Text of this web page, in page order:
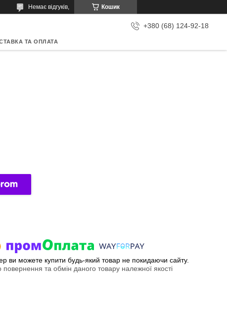
Кошик
Немає відгуків,
+380 (68) 124-92-18
ТА ОПЛАТА
ви можете купити будь-який товар не покидаючи сайту.
та обмін даного товару належної якості